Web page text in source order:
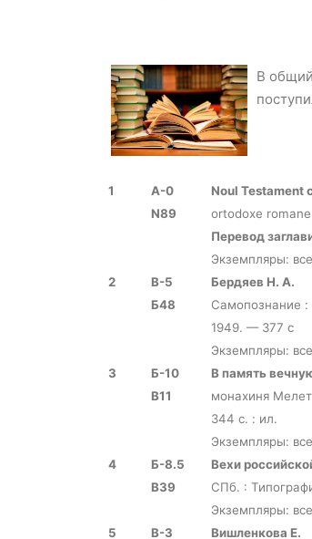
В
1
А-0
N89
Noul Testament
ortodoxe
Перевод
Экземпляры:
2
В-5
Б48
Бердяев Н. А.
Самопознание
1949. — 377 с
Экземпляры:
3
Б-10
В11
В память
монахиня
344 с. : ил.
Экземпляры:
4
Б-8.5
В39
Вехи
СПб. :
Экземпляры:
5
В-3
Вишленкова Е.